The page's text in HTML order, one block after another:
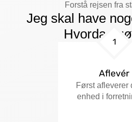
Forstå rejsen fra
Jeg skal have
Hvordan
1
Aflevér
Først afleverer
enhed i